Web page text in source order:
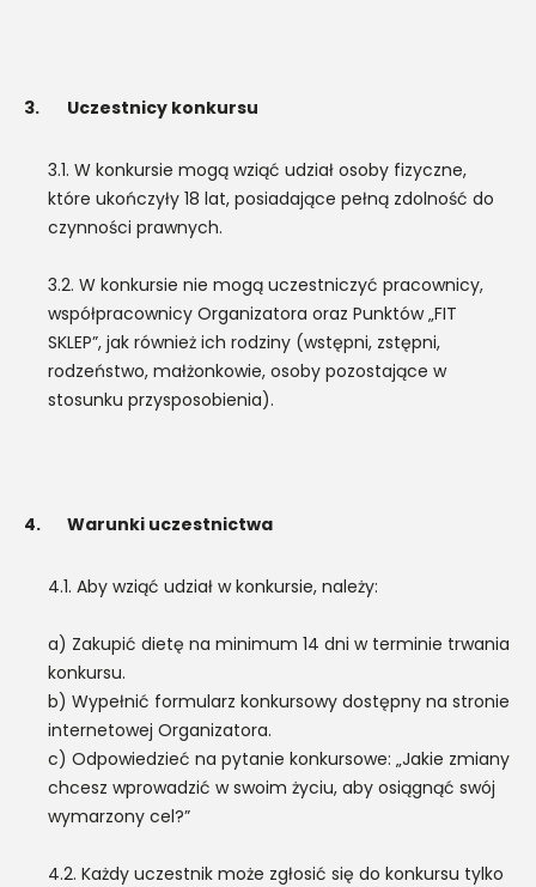
3. Uczestnicy konkursu
3.1. W konkursie mogą wziąć udział osoby fizyczne,
które ukończyły 18 lat, posiadające pełną zdolność do
czynności prawnych.
3.2. W konkursie nie mogą uczestniczyć pracownicy,
współpracownicy Organizatora oraz Punktów „FIT
SKLEP”, jak również ich rodziny (wstępni, zstępni,
rodzeństwo, małżonkowie, osoby pozostające w
stosunku przysposobienia).
4. Warunki uczestnictwa
4.1. Aby wziąć udział w konkursie, należy:
a) Zakupić dietę na minimum 14 dni w terminie trwania
konkursu.
b) Wypełnić formularz konkursowy dostępny na stronie
internetowej Organizatora.
c) Odpowiedzieć na pytanie konkursowe: „Jakie zmiany
chcesz wprowadzić w swoim życiu, aby osiągnąć swój
wymarzony cel?”
4.2. Każdy uczestnik może zgłosić się do konkursu tylko